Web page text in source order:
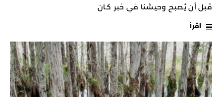
قبل أن يُصبح وحيشنا في خبر كـان
اقرأ